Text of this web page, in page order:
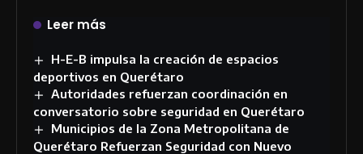
Leer más
H-E-B impulsa la creación de espacios
deportivos en Querétaro
Autoridades refuerzan coordinación en
conversatorio sobre seguridad en Querétaro
Municipios de la Zona Metropolitana de
Querétaro Refuerzan Seguridad con Nuevo